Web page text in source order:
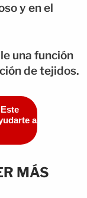
y en el
una función
de tejidos.
a
MÁS